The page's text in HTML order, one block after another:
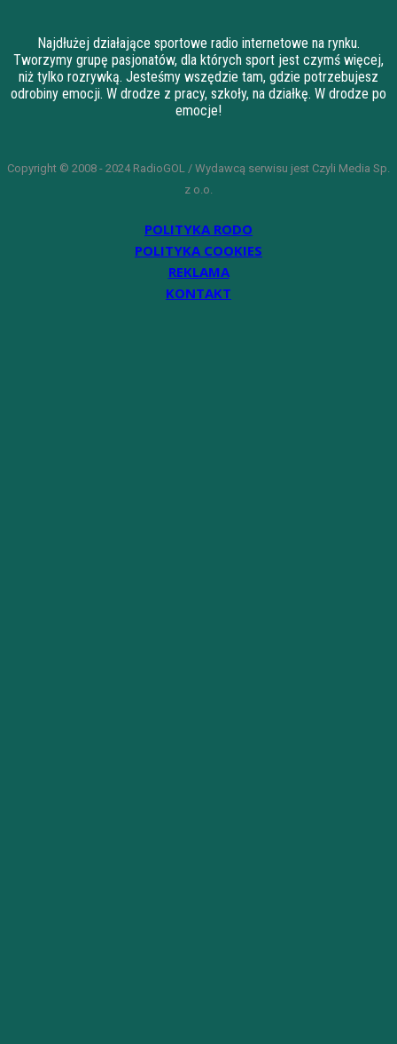
Najdłużej działające sportowe radio internetowe na rynku.
Tworzymy grupę pasjonatów, dla których sport jest czymś więcej,
niż tylko rozrywką. Jesteśmy wszędzie tam, gdzie potrzebujesz
odrobiny emocji. W drodze z pracy, szkoły, na działkę. W drodze po
emocje!
Copyright © 2008 - 2024 RadioGOL / Wydawcą serwisu jest Czyli Media Sp.
z o.o.
POLITYKA RODO
POLITYKA COOKIES
REKLAMA
KONTAKT